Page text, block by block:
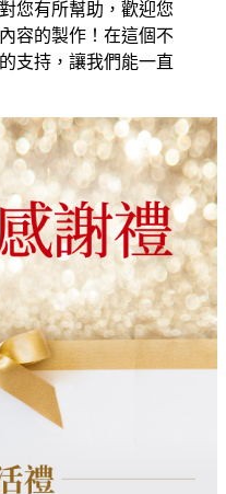
您有所幫助，歡迎您
容的製作！在這個不
支持，讓我們能一直